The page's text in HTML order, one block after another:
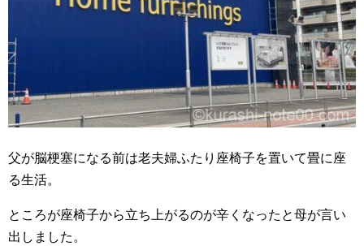
父が脳梗塞になる前は老夫婦ふたり座椅子を置いて畳に座
る生活。
ところが座椅子から立ち上がるのが辛くなったと母が言い
出しました。